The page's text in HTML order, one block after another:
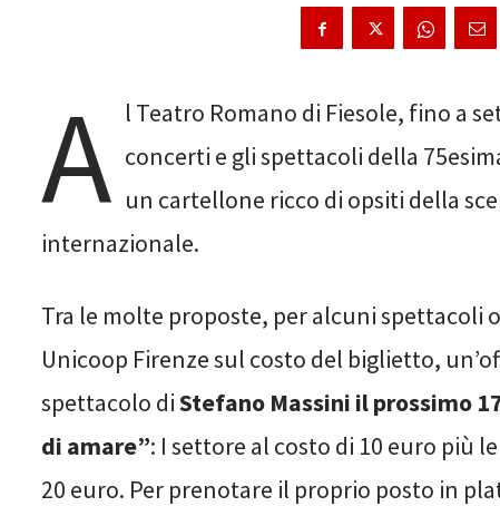
A l Teatro Romano di Fiesole, fino a
concerti e gli spettacoli della
un cartellone ricco di opsiti della
internazionale.
Tra le molte proposte, per alcuni spettacoli
Unicoop Firenze sul costo del biglietto,
spettacolo diStefano Massini il prossimo
di amare”: I settore al costo di 10 euro più
20 euro. Per prenotare il proprio posto in